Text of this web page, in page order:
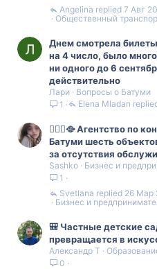
Общественный
7 Авг
Angelina
Днем смотрела
на 4 число, было
ни одного до 6
действительно
Лари
Вопросы о Батуми
1
Elena Mladan
👮🏻‍♂️🥘 Агентство по
Батуми шесть
за отсутствия
Sashko
Бизнес и
1
Бизнес и
26 Мар
Svetlana
🎒 Частные детские
превращается в
Александр Т
0